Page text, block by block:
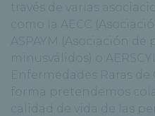
través de varias
como la AECC
ASPAYM (Asociación de
minusválidos) o
Enfermedades Raras
forma pretendemos
calidad de vida de las